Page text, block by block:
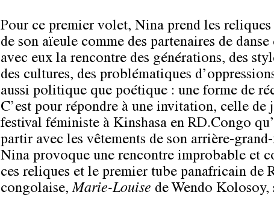
Pour ce premier volet, Nina prend les
de son aïeule comme des partenaires de danse
avec eux la rencontre des générations, des
des cultures, des problématiques
aussi politique que poétique : une forme de
C’est pour répondre à une invitation, celle de
festival féministe à Kinshasa en RD.Congo
partir avec les vêtements de son arrière-
Nina provoque une rencontre improbable et
ces reliques et le premier tube panafricain de
congolaise,Marie-Louise de Wendo